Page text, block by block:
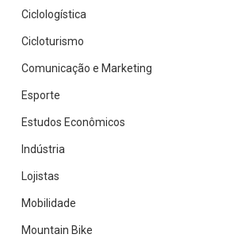
Ciclologística
Cicloturismo
Comunicação e Marketing
Esporte
Estudos Econômicos
Indústria
Lojistas
Mobilidade
Mountain Bike